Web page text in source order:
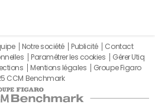
Notre société Publicité
Contact
Paramétrer les cookies
Gérer Utiq
Mentions légales
Groupe Figaro
CCM Benchmark